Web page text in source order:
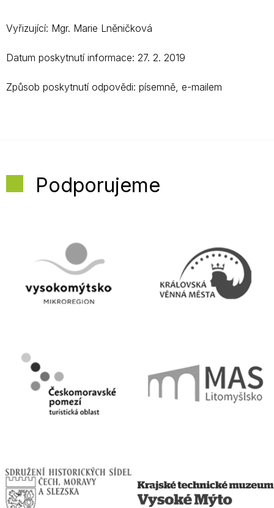
Vyřizující: Mgr. Marie Lněničková
Datum poskytnutí informace: 27. 2. 2019
Způsob poskytnutí odpovědi: písemně, e-mailem
Podporujeme